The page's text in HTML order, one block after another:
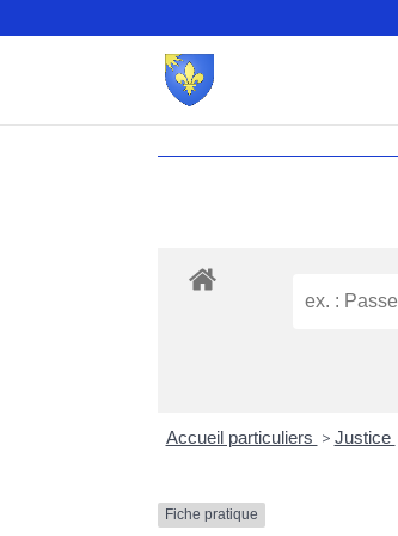
Accueil particuliers > Justice
Fiche pratique